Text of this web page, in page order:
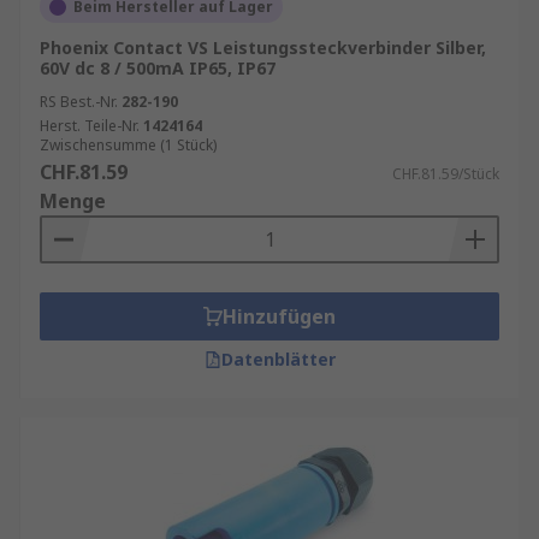
Buchsen und Anschlüsse für flexible
Verkabelung
Geschaltete Steckverbinder für zusätzliche
Kontrolle und Sicherheit
Systeme mit verriegeltem Sockel für
vibrationssichere Anwendungen
Typische Einsatzbereiche umfassen Baustellen,
Energieverteilungssysteme, Veranstaltungen
sowie mobile Stromversorgungen, bei denen eine
sichere und leistungsstarke Verbindung
Konstruktive Merkmale und Ausführungen
Leistungssteckverbinder zeichnen sich durch
Beim Hersteller auf Lager
Phoenix Contact VS Leistungssteckverbinder Silber,
60V dc 8 / 500mA IP65, IP67
RS Best.-Nr. 282-190
Herst. Teile-Nr. 1424164
Zwischensumme (1 Stück)
CHF.81.59 CHF.81.59/Stück
Menge
Hinzufügen
Datenblätter